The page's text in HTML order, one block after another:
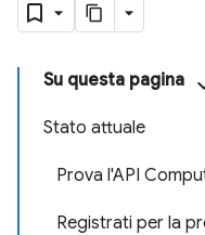
Su questa pagina
Stato attuale
Prova l'API
Registrati per la